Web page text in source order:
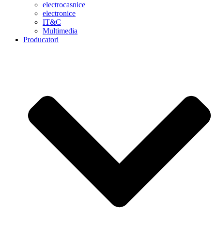
electrocasnice
electronice
IT&C
Multimedia
Producatori